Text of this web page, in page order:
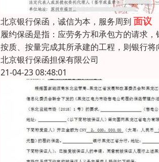
北京银行保函，诚信为本，服务周到 面议
履约保函是指：应劳务方和承包方的请求
按质、按量完成其所承建的工程，则银行
北京银行保函担保有限公司
21-04-23 08:48:01